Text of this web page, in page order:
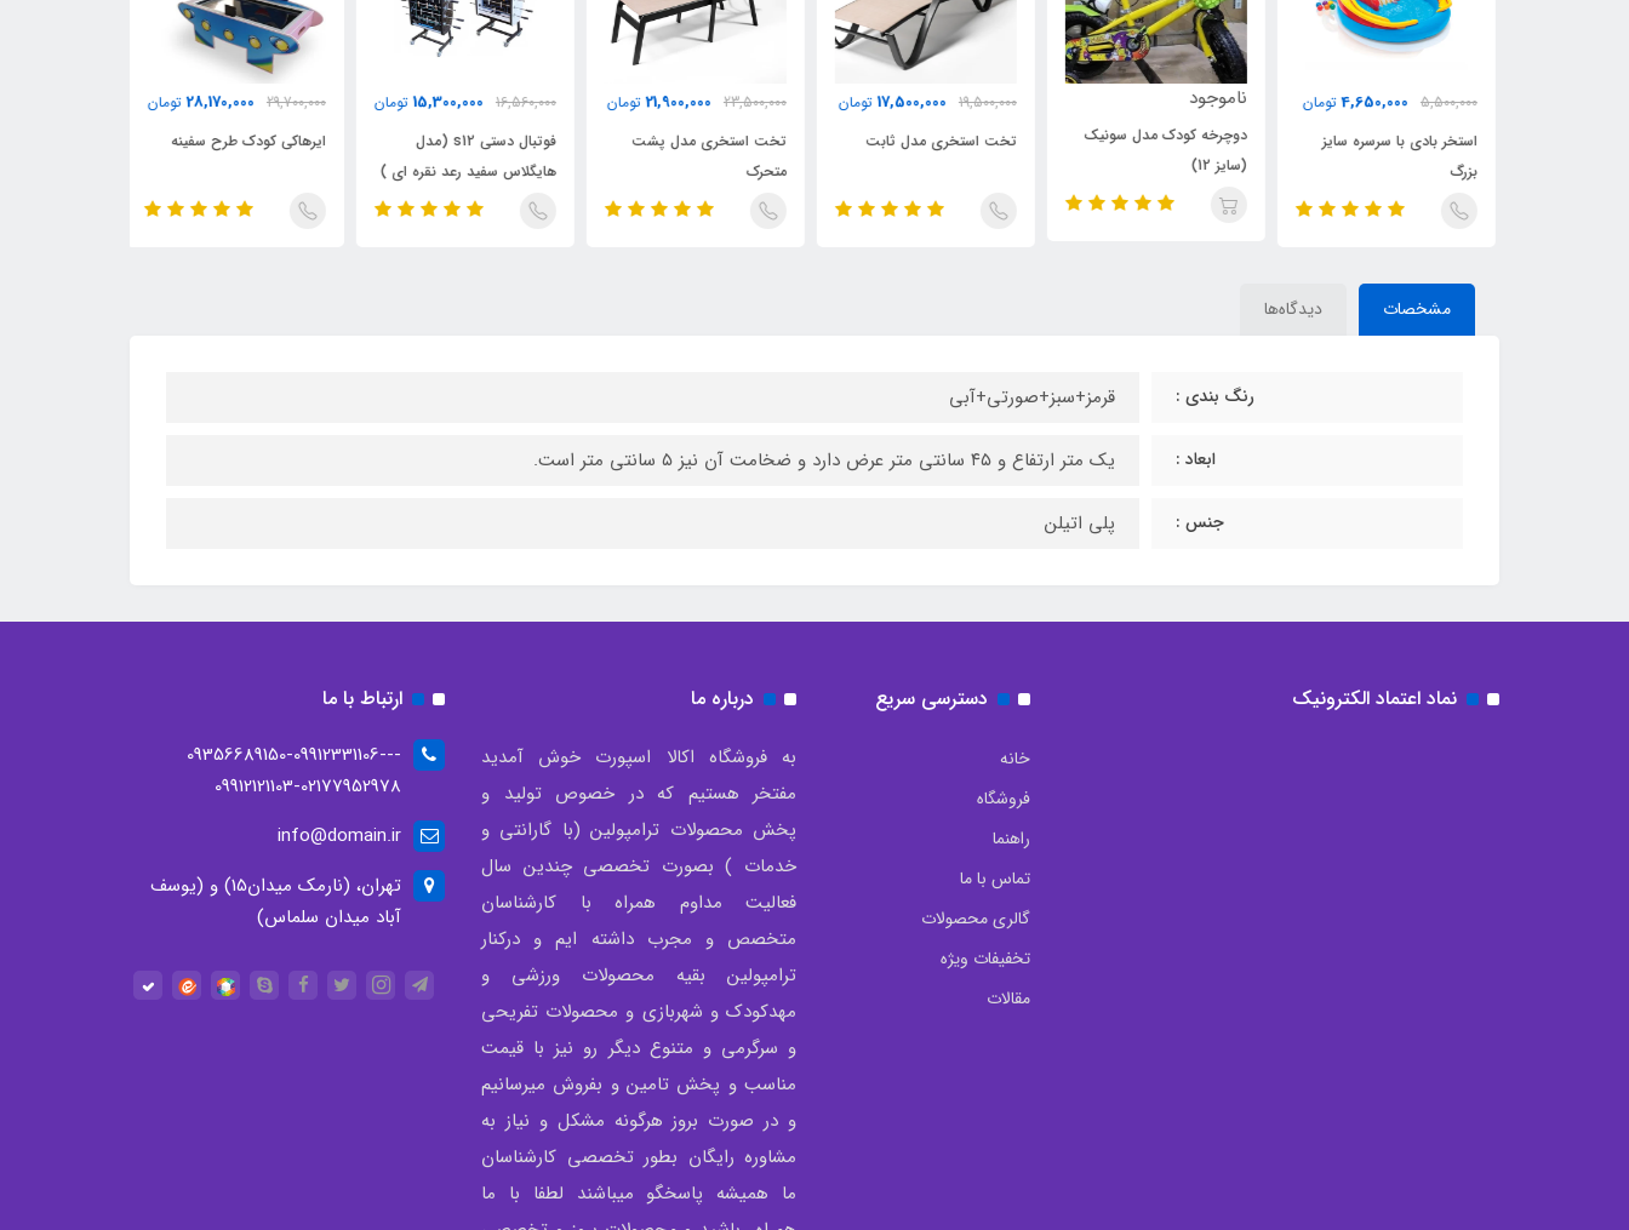
5,500,000
4,650,000 تومان
استخر بادی با سرسره سایز
بزرگ
ناموجود
دوچرخه کودک مدل سونیک
(سایز 12)
19,500,000
17,500,000 تومان
تخت استخری مدل ثابت
23,500,000
21,900,000 تومان
تخت استخری مدل پشت
متحرک
16,560,000
15,300,000 تومان
فوتبال دستی s12 (مدل
هایگلاس سفید رعد نقره ای )
29,700,000
28,170,000 تومان
ایرهاکی کودک طرح سفینه
مشخصات دیدگاه‌ها
رنگ بندی : قرمز+سبز+صورتی+آبی
ابعاد : یک متر ارتفاع و ۴۵ سانتی متر عرض دارد و ضخامت آن نیز ۵ سانتی متر است.
جنس : پلی اتیلن
نماد اعتماد الکترونیک دسترسی سریع
خانه
فروشگاه
راهنما
تماس با ما
گالری محصولات
تخفیفات ویژه
مقالات
درباره ما
به فروشگاه اکالا اسپورت خوش آمدید
مفتخر هستیم که در خصوص تولید و
پخش محصولات ترامپولین (با گارانتی و
خدمات ) بصورت تخصصی چندین سال
فعالیت مداوم همراه با کارشناسان
متخصص و مجرب داشته ایم و درکنار
ترامپولین بقیه محصولات ورزشی و
مهدکودک و شهربازی و محصولات تفریحی
و سرگرمی و متنوع دیگر رو نیز با قیمت
مناسب و پخش تامین و بفروش میرسانیم
و در صورت بروز هرگونه مشکل و نیاز به
مشاوره رایگان بطور تخصصی کارشناسان
ما همیشه پاسخگو میباشند لطفا با ما
ارتباط با ما
--09356689150-09912331106-
09912121103-02177952978
info@domain.ir
تهران، (نارمک میدان15) و (یوسف
آباد میدان سلماس)